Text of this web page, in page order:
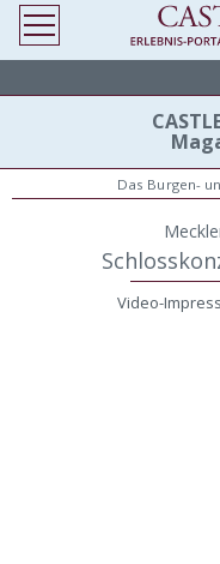
Das Burgen-
Video-